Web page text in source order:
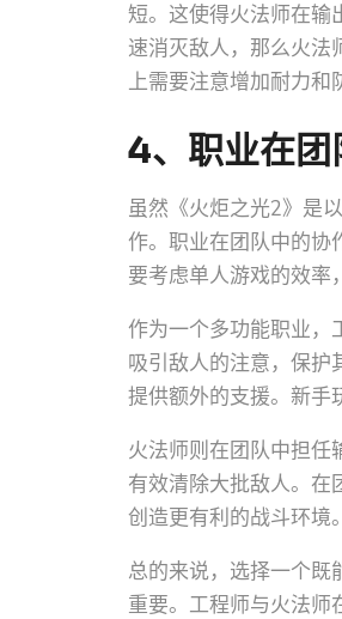
短。这使得火法师在输
速消灭敌人，那么火法
上需要注意增加耐力和
4、职业在团
虽然《火炬之光2》是
作。职业在团队中的协
要考虑单人游戏的效率
作为一个多功能职业，
吸引敌人的注意，保护
提供额外的支援。新手
火法师则在团队中担任
有效清除大批敌人。在
创造更有利的战斗环境
总的来说，选择一个既
重要。工程师与火法师